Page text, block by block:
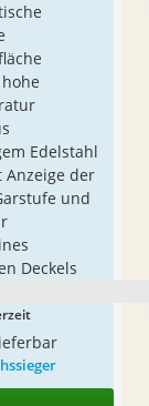
Edelstahl
Anzeige der
und
Deckels